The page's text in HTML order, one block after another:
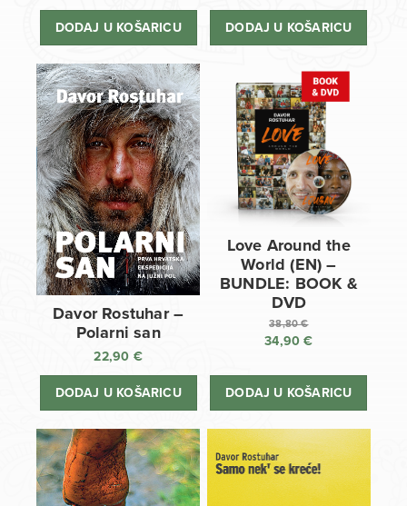
DODAJ U KOŠARICU DODAJ U KOŠARICU
Davor Rostuhar –
Polarni san
22,90 €
DODAJ U KOŠARICU
Love Around the
World (EN) –
BUNDLE: BOOK &
DVD
38,80€
Izvorna
bila
34,90€
cijena
DODAJ U KOŠARICU